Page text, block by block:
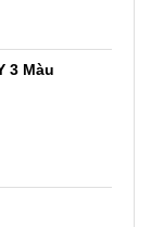
3 Màu